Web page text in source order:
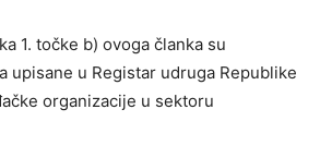
1. točke b) ovoga članka su
upisane u Registar udruga Republike
organizacije u sektoru